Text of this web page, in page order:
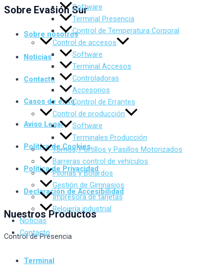
Software
Terminal Presencia
Control de Temperatura Corporal
Control de accesos
Software
Terminal Accesos
Controladoras
Accesorios
Control de Errantes
Control de producción
Software
Terminales Producción
Tornos, Portillos y Pasillos Motorizados
Barreras control de vehículos
Pilonas y Bolardos
Gestión de Gimnasios
Impresora de tarjetas
Relojería industrial
Noticias
Contacto
Sobre Evasión Sur
Sobre nosotros
Noticias
Contacto
Casos de éxito
Aviso Legal
Política de Cookies
Política de Privacidad
Declaración de Accesibilidad
Nuestros Productos
Control de Presencia
Terminal